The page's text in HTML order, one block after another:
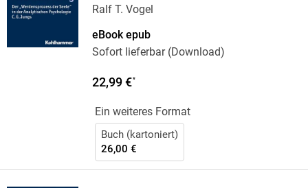
Ralf T. Vogel
eBook epub
Sofort lieferbar (Download)
22,99 €*
Ein weiteres Format
Buch (kartoniert)
26,00 €